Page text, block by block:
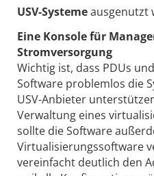
USV-Systemeausgenutzt
Eine Konsole für
Stromversorgung
Wichtig ist, dass PDUs
Software problemlos die
USV-Anbieter
Verwaltung eines
sollte die Software
Virtualisierungssoftware
vereinfacht deutlich den